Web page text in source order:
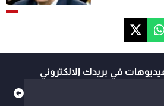
في بريدك الالكتروني